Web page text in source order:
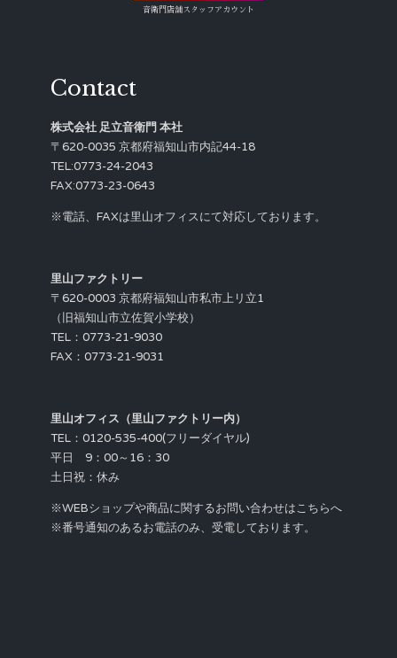
音衛門店舗スタッフアカウント
Contact
株式会社 足立音衛門 本社
〒620-0035 京都府福知山市内記44-18
TEL:0773-24-2043
FAX:0773-23-0643
※電話、FAXは里山オフィスにて対応しております。
里山ファクトリー
〒620-0003 京都府福知山市私市上リ立1
（旧福知山市立佐賀小学校）
TEL：0773-21-9030
FAX：0773-21-9031
里山オフィス（里山ファクトリー内）
TEL：0120-535-400(フリーダイヤル)
平日 9：00～16：30
土日祝：休み
※WEBショップや商品に関するお問い合わせはこちらへ
※番号通知のあるお電話のみ、受電しております。